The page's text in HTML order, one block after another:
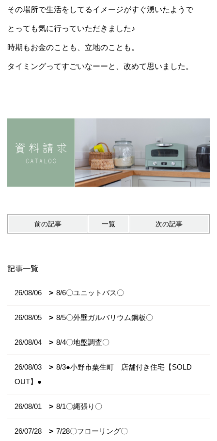
その場所で生活をしてるイメージがすぐ湧いたようで
とっても気に行っていただきました♪
時期もお金のことも、立地のことも。
タイミングってすごいなーーと、改めて思いました。
前の記事 一覧 次の記事
記事一覧
26/08/06 8/6〇ユニットバス〇
26/08/05 8/5〇外壁ガルバリウム鋼板〇
26/08/04 8/4〇地盤調査〇
26/08/03
8/3●小野市粟生町 店舗付き住宅【SOLD
OUT】●
26/08/01 8/1〇縄張り〇
26/07/28 7/28〇フローリング〇